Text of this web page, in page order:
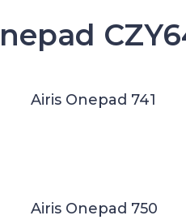
Airis Onepad 741
Airis Onepad 750